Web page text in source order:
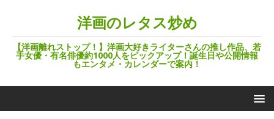
洋画のレタス炒め
【洋画離れストップ！】洋画大好きライターさんの推し作品、若
手女優・有名俳優約1000人をピックアップ！誕生日や公開情報
もエンタメ・カレンダーで案内！